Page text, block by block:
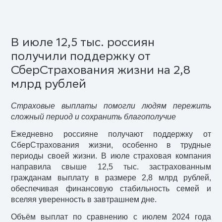
В июле 12,5 тыс. россиян
получили поддержку от
СберСтрахования жизни на 2,8
млрд рублей
Страховые выплаты помогли людям пережить
сложный период и сохранить благополучие
Ежедневно россияне получают поддержку от
СберСтрахования жизни, особенно в трудные
периоды своей жизни. В июле страховая компания
направила свыше 12,5 тыс. застрахованным
гражданам выплату в размере 2,8 млрд рублей,
обеспечивая финансовую стабильность семей и
вселяя уверенность в завтрашнем дне.
Объём выплат по сравнению с июлем 2024 года